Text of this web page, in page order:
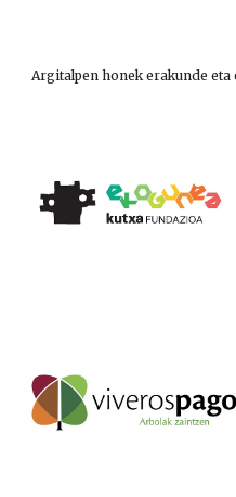
Argitalpen honek erakunde eta